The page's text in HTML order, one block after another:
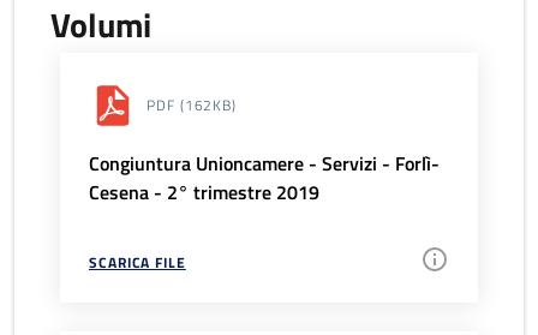
Volumi
PDF (162KB)
Congiuntura Unioncamere - Servizi - Forlì-
Cesena - 2° trimestre 2019
SCARICA FILE